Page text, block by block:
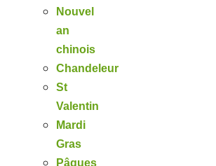
Nouvel
an
chinois
Chandeleur
St
Valentin
Mardi
Gras
Pâques